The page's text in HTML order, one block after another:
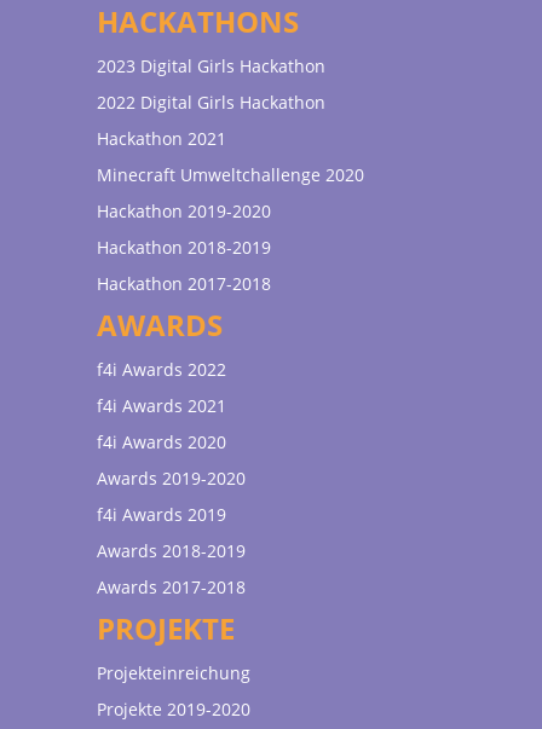
HACKATHONS
2023 Digital Girls Hackathon
2022 Digital Girls Hackathon
Hackathon 2021
Minecraft Umweltchallenge 2020
Hackathon 2019-2020
Hackathon 2018-2019
Hackathon 2017-2018
AWARDS
f4i Awards 2022
f4i Awards 2021
f4i Awards 2020
Awards 2019-2020
f4i Awards 2019
Awards 2018-2019
Awards 2017-2018
PROJEKTE
Projekteinreichung
Projekte 2019-2020